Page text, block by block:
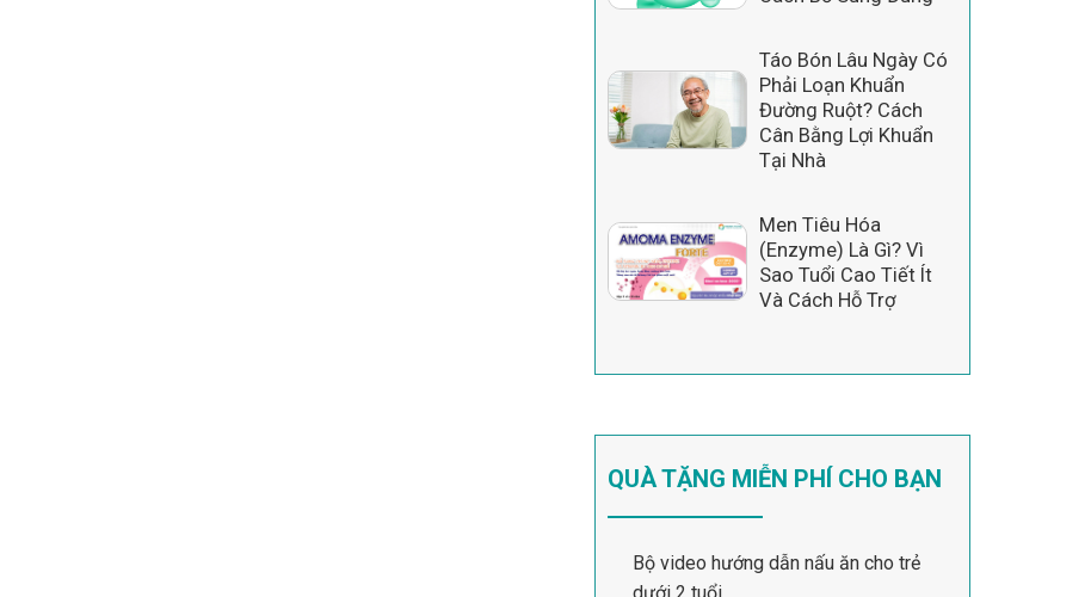
Táo Bón Lâu Ngày Có
Phải Loạn Khuẩn
Đường Ruột? Cách
Cân Bằng Lợi Khuẩn
Tại Nhà
Men Tiêu Hóa
(Enzyme) Là Gì? Vì
Sao Tuổi Cao Tiết Ít
Và Cách Hỗ Trợ
QUÀ TẶNG MIỄN PHÍ CHO BẠN
Bộ video hướng dẫn nấu ăn cho trẻ